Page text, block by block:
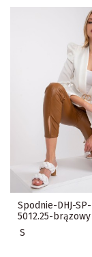
Spodnie-DHJ-SP-
5012.25-brązowy
S